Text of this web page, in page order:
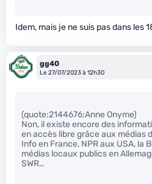
Idem, mais je ne suis pas dans les
gg40
Le 27/07/2023 à 12h30
(quote:2144676:Anne Onyme)
Non, il existe encore des
en accès libre grâce aux médias
Info en France, NPR aux USA, la
médias locaux publics en
SWR…